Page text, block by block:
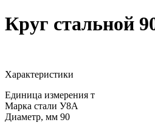
Круг стальной
Характеристики
Единица измерения т
Марка стали У8А
Диаметр, мм 90